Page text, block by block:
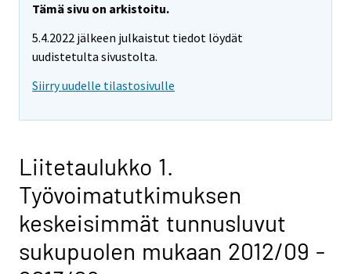
Tämä sivu on arkistoitu.
5.4.2022 jälkeen julkaistut tiedot löydät
uudistetulta sivustolta.
Siirry uudelle tilastosivulle
Liitetaulukko 1.
Työvoimatutkimuksen
keskeisimmät tunnusluvut
sukupuolen mukaan 2012/09 -